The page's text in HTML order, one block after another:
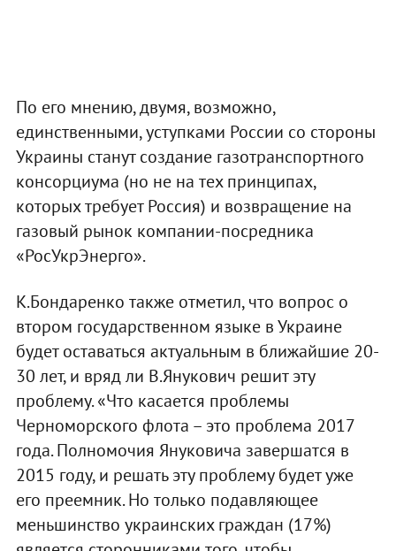
По его мнению, двумя, возможно,
единственными, уступками России со стороны
Украины станут создание газотранспортного
консорциума (но не на тех принципах,
которых требует Россия) и возвращение на
газовый рынок компании-посредника
«РосУкрЭнерго».
К.Бондаренко также отметил, что вопрос о
втором государственном языке в Украине
будет оставаться актуальным в ближайшие 20-
30 лет, и вряд ли В.Янукович решит эту
проблему. «Что касается проблемы
Черноморского флота – это проблема 2017
года. Полномочия Януковича завершатся в
2015 году, и решать эту проблему будет уже
его преемник. Но только подавляющее
меньшинство украинских граждан (17%)